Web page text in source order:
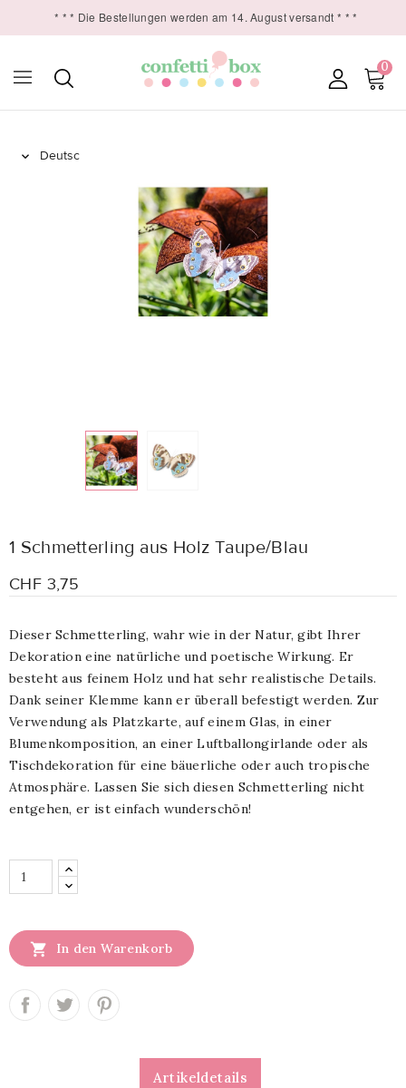
* * * Die Bestellungen werden am 14. August versandt * * *
0

1 Schmetterling aus Holz Taupe/Blau
CHF 3,75
Dieser Schmetterling, wahr wie in der Natur, gibt Ihrer
Dekoration eine natürliche und poetische Wirkung. Er
besteht aus feinem Holz und hat sehr realistische Details.
Dank seiner Klemme kann er überall befestigt werden. Zur
Verwendung als Platzkarte, auf einem Glas, in einer
Blumenkomposition, an einer Luftballongirlande oder als
Tischdekoration für eine bäuerliche oder auch tropische
Atmosphäre. Lassen Sie sich diesen Schmetterling nicht
entgehen, er ist einfach wunderschön!
 In den Warenkorb
Artikeldetails